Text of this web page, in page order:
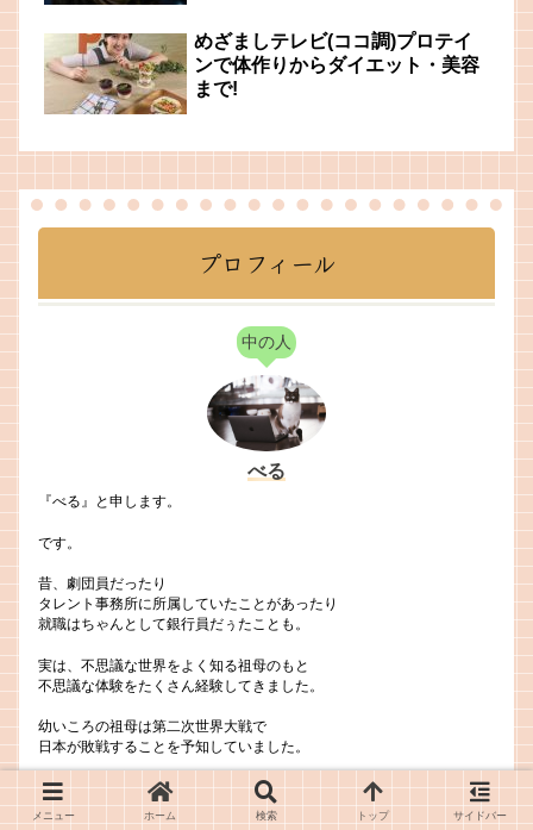
めざましテレビ(ココ調)プロテイ
ンで体作りからダイエット・美容
まで!
プロフィール
中の人
べる
『べる』と申します。
です。
昔、劇団員だったり
タレント事務所に所属していたことがあったり
就職はちゃんとして銀行員だぅたことも。
実は、不思議な世界をよく知る祖母のもと
不思議な体験をたくさん経験してきました。
幼いころの祖母は第二次世界大戦で
日本が敗戦することを予知していました。
ですが、
メニュー ホーム 検索 トップ サイドバー